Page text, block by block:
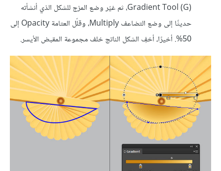
Gradient Tool (G)، ثم غيّر وضع المزج للشكل الذي أنشأته
حديثًا إلى وضع التضاعف Multiply، وقلّل العتامة Opacity إلى
50%. أخيرًا، أخفِ الشكل الناتج خلف مجموعة المقبض الأيسر.